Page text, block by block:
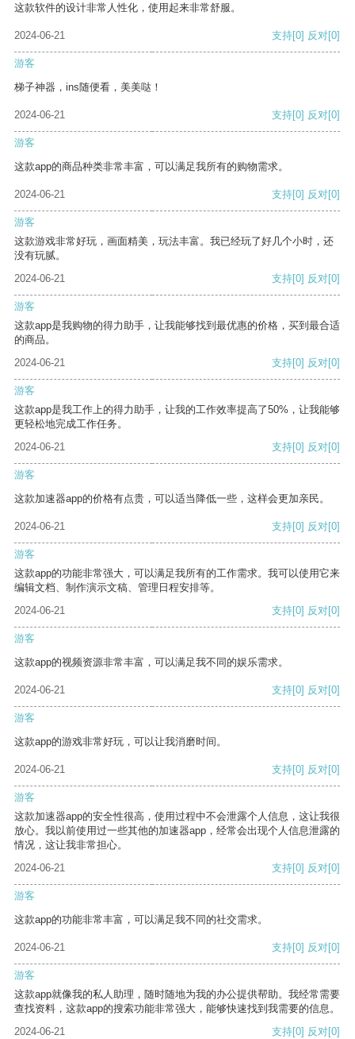
这款软件的设计非常人性化，使用起来非常舒服。
2024-06-21 支持[0] 反对[0]
游客
梯子神器，ins随便看，美美哒！
2024-06-21 支持[0] 反对[0]
游客
这款app的商品种类非常丰富，可以满足我所有的购物需求。
2024-06-21 支持[0] 反对[0]
游客
这款游戏非常好玩，画面精美，玩法丰富。我已经玩了好几个小时，还
没有玩腻。
2024-06-21
支持[0] 反对[0]
游客
这款app是我购物的得力助手，让我能够找到最优惠的价格，买到最合适
的商品。
2024-06-21
支持[0] 反对[0]
游客
这款app是我工作上的得力助手，让我的工作效率提高了50%，让我能够
更轻松地完成工作任务。
2024-06-21
支持[0] 反对[0]
游客
这款加速器app的价格有点贵，可以适当降低一些，这样会更加亲民。
2024-06-21 支持[0] 反对[0]
游客
这款app的功能非常强大，可以满足我所有的工作需求。我可以使用它来
编辑文档、制作演示文稿、管理日程安排等。
2024-06-21
支持[0] 反对[0]
游客
这款app的视频资源非常丰富，可以满足我不同的娱乐需求。
2024-06-21 支持[0] 反对[0]
游客
这款app的游戏非常好玩，可以让我消磨时间。
2024-06-21 支持[0] 反对[0]
游客
这款加速器app的安全性很高，使用过程中不会泄露个人信息，这让我很
放心。我以前使用过一些其他的加速器app，经常会出现个人信息泄露的
情况，这让我非常担心。
2024-06-21
支持[0] 反对[0]
游客
这款app的功能非常丰富，可以满足我不同的社交需求。
2024-06-21 支持[0] 反对[0]
游客
这款app就像我的私人助理，随时随地为我的办公提供帮助。我经常需要
查找资料，这款app的搜索功能非常强大，能够快速找到我需要的信息。
2024-06-21
支持[0] 反对[0]